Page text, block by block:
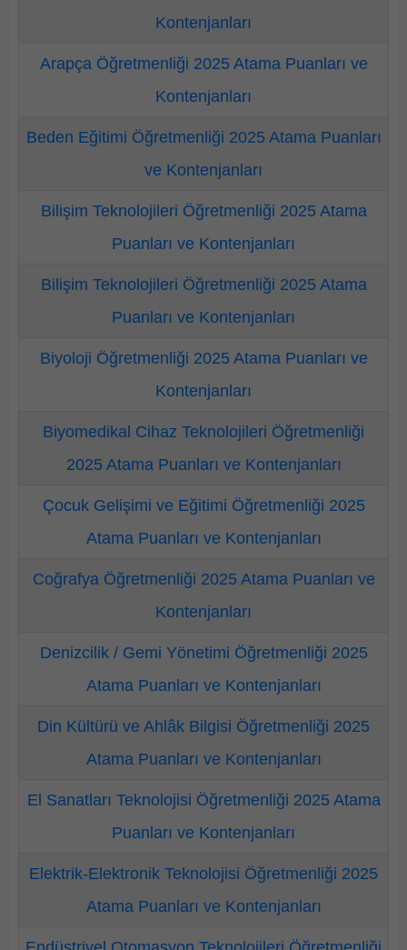
Kontenjanları
Arapça Öğretmenliği 2025 Atama Puanları ve
Kontenjanları
Beden Eğitimi Öğretmenliği 2025 Atama Puanları
ve Kontenjanları
Bilişim Teknolojileri Öğretmenliği 2025 Atama
Puanları ve Kontenjanları
Bilişim Teknolojileri Öğretmenliği 2025 Atama
Puanları ve Kontenjanları
Biyoloji Öğretmenliği 2025 Atama Puanları ve
Kontenjanları
Biyomedikal Cihaz Teknolojileri Öğretmenliği
2025 Atama Puanları ve Kontenjanları
Çocuk Gelişimi ve Eğitimi Öğretmenliği 2025
Atama Puanları ve Kontenjanları
Coğrafya Öğretmenliği 2025 Atama Puanları ve
Kontenjanları
Denizcilik / Gemi Yönetimi Öğretmenliği 2025
Atama Puanları ve Kontenjanları
Din Kültürü ve Ahlâk Bilgisi Öğretmenliği 2025
Atama Puanları ve Kontenjanları
El Sanatları Teknolojisi Öğretmenliği 2025 Atama
Puanları ve Kontenjanları
Elektrik-Elektronik Teknolojisi Öğretmenliği 2025
Atama Puanları ve Kontenjanları